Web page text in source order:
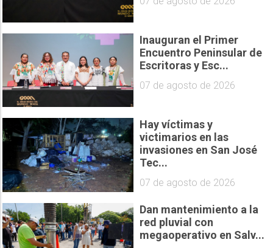
Inauguran el Primer
Encuentro Peninsular de
Escritoras y Esc...
07 de agosto de 2026
Hay víctimas y
victimarios en las
invasiones en San José
Tec...
07 de agosto de 2026
Dan mantenimiento a la
red pluvial con
megaoperativo en Salv...